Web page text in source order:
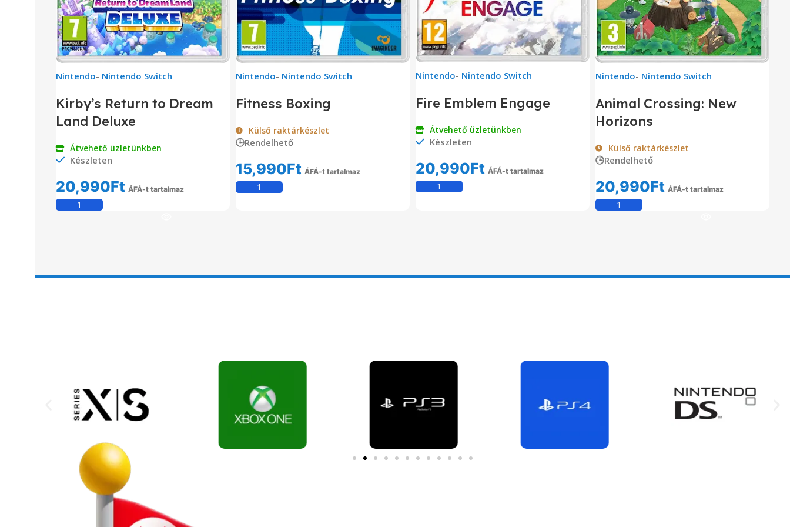
Nintendo- Nintendo Switch
Kirby’s Return to Dream
Land Deluxe
Átvehető üzletünkben
Készleten
20,990Ft ÁFÁ-t tartalmaz
Nintendo- Nintendo Switch
Fitness Boxing
Külső raktárkészlet
🕒Rendelhető
15,990Ft ÁFÁ-t tartalmaz
Nintendo- Nintendo Switch
Fire Emblem Engage
Átvehető üzletünkben
Készleten
20,990Ft ÁFÁ-t tartalmaz
Nintendo- Nintendo Switch
Animal Crossing: New
Horizons
Külső raktárkészlet
🕒Rendelhető
20,990Ft ÁFÁ-t tartalmaz